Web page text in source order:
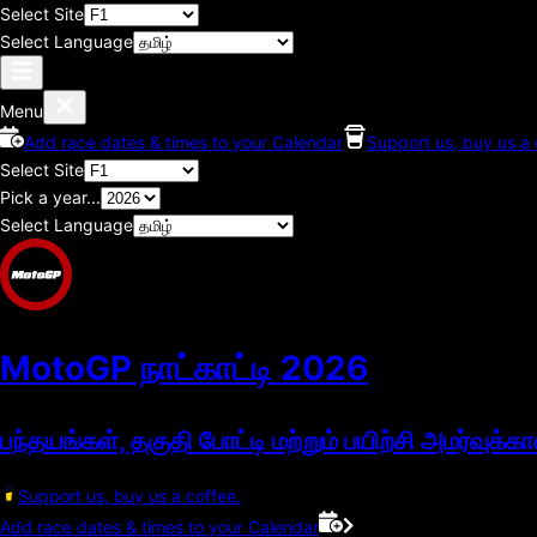
Select Site
Select Language
Menu
Add race dates & times to your Calendar
Support us, buy us a
Select Site
Pick a year...
Select Language
MotoGP நாட்காட்டி 2026
பந்தயங்கள், தகுதி போட்டி மற்றும் பயிற்சி
Support us, buy us a coffee.
Add race dates & times to your Calendar